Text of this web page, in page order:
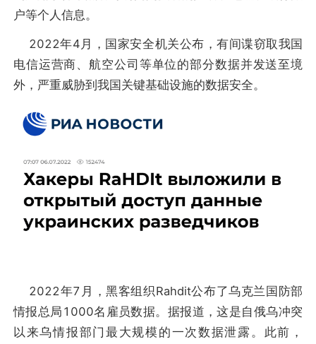
户等个人信息。
2022年4月，国家安全机关公布，有间谍窃取我国
电信运营商、航空公司等单位的部分数据并发送至境
外，严重威胁到我国关键基础设施的数据安全。
2022年7月，黑客组织Rahdit公布了乌克兰国防部
情报总局1000名雇员数据。据报道，这是自俄乌冲突
以来乌情报部门最大规模的一次数据泄露。此前，